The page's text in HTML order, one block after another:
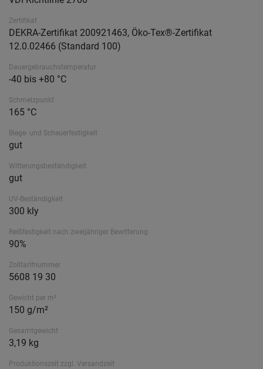
Zertifikat
DEKRA-Zertifikat 200921463, Öko-Tex®-Zertifikat
12.0.02466 (Standard 100)
Dauergebrauchstemperatur
-40 bis +80 °C
Schmelzpunkt
165 °C
Biege- und Scheuerfestigkeit
gut
Witterungsbeständigkeit
gut
UV-Beständigkeit
300 kly
Reißfestigkeit nach zweijähriger Bewitterung
90%
Zolltarifnummer
5608 19 30
Gewicht per m²
150 g/m²
Gesamtgewicht
3,19 kg
Produktionszeit zzgl. Versandzeit